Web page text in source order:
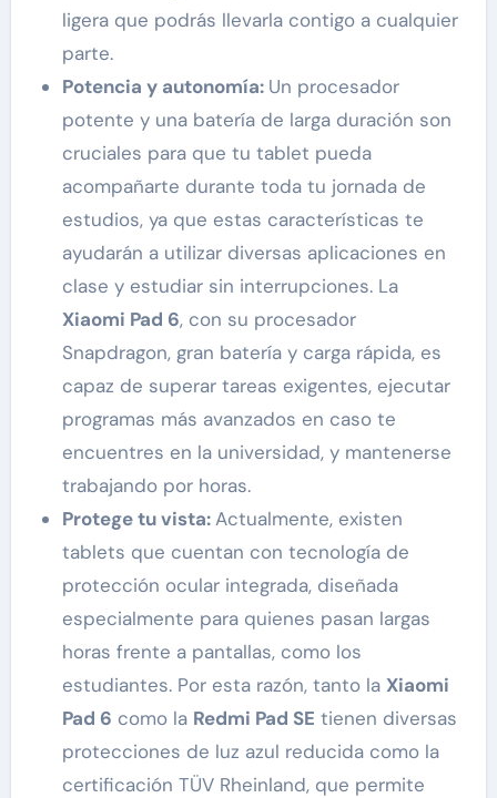
ligera que podrás llevarla contigo a cualquier
parte.
Potencia y autonomía: Un procesador
potente y una batería de larga duración son
cruciales para que tu tablet pueda
acompañarte durante toda tu jornada de
estudios, ya que estas características te
ayudarán a utilizar diversas aplicaciones en
clase y estudiar sin interrupciones. La
Xiaomi Pad 6, con su procesador
Snapdragon, gran batería y carga rápida, es
capaz de superar tareas exigentes, ejecutar
programas más avanzados en caso te
encuentres en la universidad, y mantenerse
trabajando por horas.
Protege tu vista:Actualmente, existen
tablets que cuentan con tecnología de
protección ocular integrada, diseñada
especialmente para quienes pasan largas
horas frente a pantallas, como los
estudiantes. Por esta razón, tanto la Xiaomi
Pad 6 como la Redmi Pad SE tienen diversas
protecciones de luz azul reducida como la
certificación TÜV Rheinland, que permite